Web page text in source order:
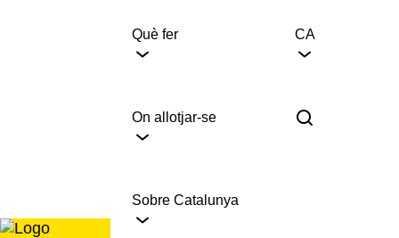
Què fer
On allotjar-se
Sobre Catalunya
CA